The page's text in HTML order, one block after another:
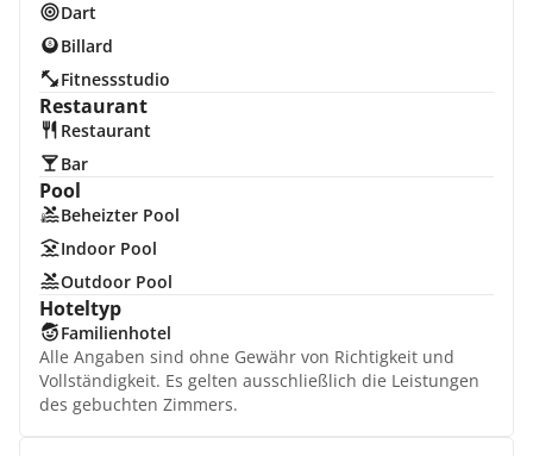
Dart
Billard
Fitnessstudio
Restaurant
Restaurant
Bar
Pool
Beheizter Pool
Indoor Pool
Outdoor Pool
Hoteltyp
Familienhotel
Alle Angaben sind ohne Gewähr von Richtigkeit und
Vollständigkeit. Es gelten ausschließlich die Leistungen
des gebuchten Zimmers.